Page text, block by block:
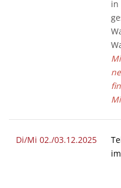
in
Di/Mi 02./03.12.2025